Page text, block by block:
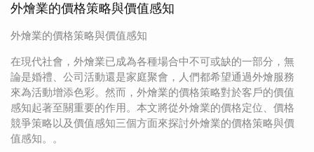
外燴業的價格策略與價值感知
外燴業的價格策略與價值感知
在現代社會，外燴業已成為各種場合中不可或缺的一部分，無
論是婚禮、公司活動還是家庭聚會，人們都希望通過外燴服務
來為活動增添色彩。然而，外燴業的價格策略對於客戶的價值
感知起著至關重要的作用。本文將從外燴業的價格定位、價格
競爭策略以及價值感知三個方面來探討外燴業的價格策略與價
值感知。。